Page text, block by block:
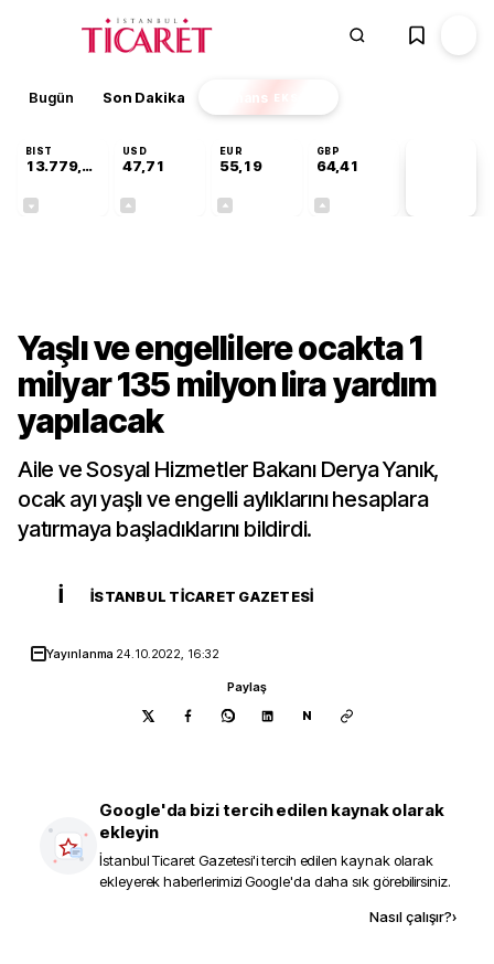
Bugün Son Dakika Finans EKSTRA
BIST
13.779,39
USD
47,71
EUR
55,19
GBP
64,41
Yaşlı ve engellilere ocakta 1
milyar 135 milyon lira yardım
yapılacak
Aile ve Sosyal Hizmetler Bakanı Derya Yanık,
ocak ayı yaşlı ve engelli aylıklarını hesaplara
yatırmaya başladıklarını bildirdi.
İ İSTANBUL TICARET GAZETESI
Yayınlanma 24.10.2022, 16:32
Paylaş
N
Google'da bizi tercih edilen kaynak olarak
ekleyin
İstanbul Ticaret Gazetesi'i tercih edilen kaynak olarak
ekleyerek haberlerimizi Google'da daha sık görebilirsiniz.
Nasıl çalışır?›